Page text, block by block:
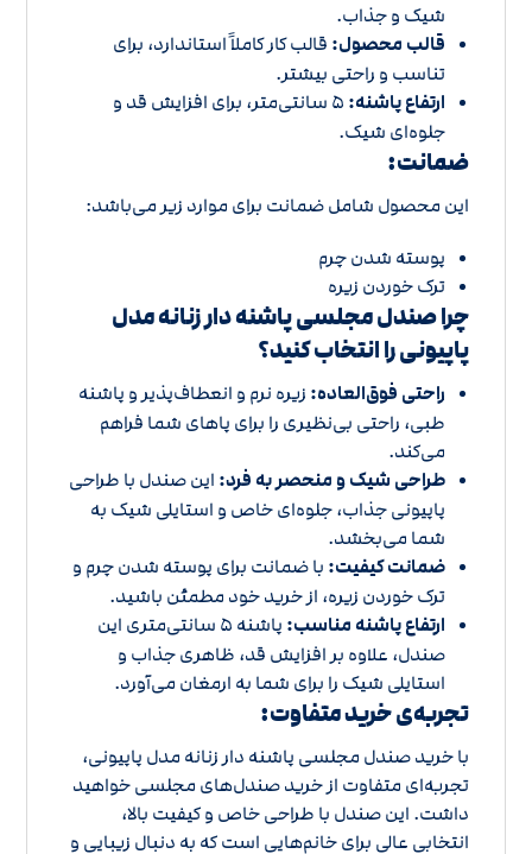
شیک و جذاب.
قالب محصول: قالب کار کاملاً استاندارد، برای
تناسب و راحتی بیشتر.
ارتفاع پاشنه:
5 سانتی‌متر، برای افزایش قد و
جلوه‌ای شیک.
ضمانت:
این محصول شامل ضمانت برای موارد زیر می‌باشد:
پوسته شدن چرم
ترک خوردن زیره
چرا صندل مجلسی پاشنه‌ دار زنانه مدل
پاپیونی را انتخاب کنید؟
راحتی فوق‌العاده: زیره نرم و انعطاف‌پذیر و پاشنه
طبی، راحتی بی‌نظیری را برای پاهای شما فراهم
می‌کند.
طراحی شیک و منحصر به فرد: این صندل با طراحی
پاپیونی جذاب، جلوه‌ای خاص و استایلی شیک به
شما می‌بخشد.
ضمانت کیفیت: با ضمانت برای پوسته شدن چرم و
ترک خوردن زیره، از خرید خود مطمئن باشید.
ارتفاع پاشنه مناسب:
پاشنه 5 سانتی‌متری این
صندل، علاوه بر افزایش قد، ظاهری جذاب و
استایلی شیک را برای شما به ارمغان می‌آورد.
تجربه‌ی خرید متفاوت:
با خرید صندل مجلسی پاشنه دار زنانه مدل پاپیونی،
تجربه‌ای متفاوت از خرید صندل‌های مجلسی خواهید
داشت. این صندل با طراحی خاص و کیفیت بالا،
انتخابی عالی برای خانم‌هایی است که به دنبال زیبایی و